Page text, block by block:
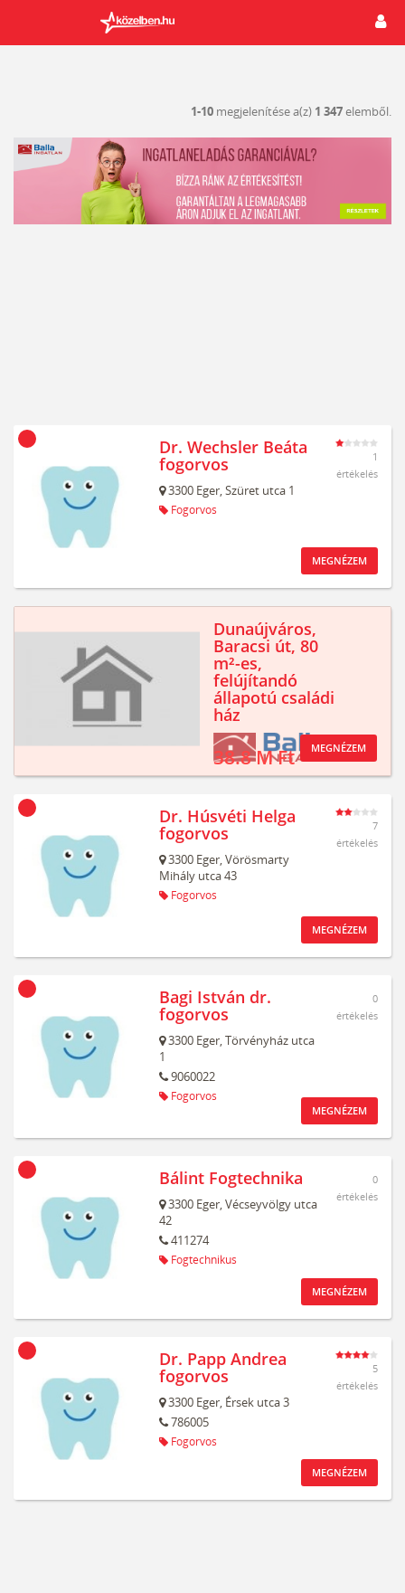
1-10 megjelenítése a(z) 1 347elemből.
Dr. Wechsler Beáta
fogorvos
3300 Eger,Szüret utca 1
Fogorvos
1
értékelés
MEGNÉZEM
Dunaújváros,
Baracsi út, 80
m²-es,
felújítandó
állapotú családi
ház
38.8 M Ft MEGNÉZEM
Dr. Húsvéti Helga
fogorvos
3300 Eger,Vörösmarty
Mihály utca 43
Fogorvos
7
értékelés
MEGNÉZEM
Bagi István dr.
fogorvos
3300 Eger,Törvényház utca
1
9060022
Fogorvos
0
értékelés
MEGNÉZEM
Bálint Fogtechnika
3300 Eger,Vécseyvölgy utca
42
411274
Fogtechnikus
0
értékelés
MEGNÉZEM
Dr. Papp Andrea
fogorvos
3300 Eger, Érsek utca 3
786005
Fogorvos
5
értékelés
MEGNÉZEM